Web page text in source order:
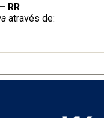
RR
através de: